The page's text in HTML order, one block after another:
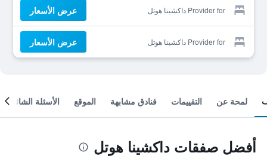
Provider for داكشينا هوتل عرض الأسعار
Provider for داكشينا هوتل عرض الأسعار
لمحة عن التقييمات فنادق مشابهة الموقع الأسئلة الشائعة
أفضل صفقات داكشينا هوتل